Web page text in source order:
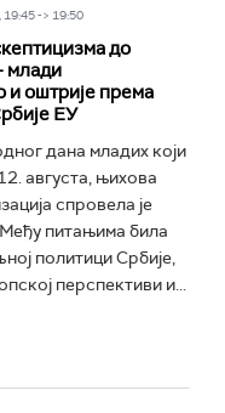
-> 19:50
до
млади
и оштрије према
ЕУ
дана младих који
августа, њихова
спровела је
питањима била
политици Србије,
перспективи и...